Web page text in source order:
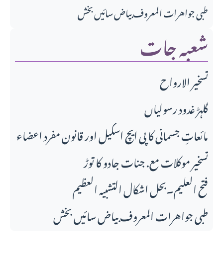
طبی جواهرات المعروف بیاض سائیں بخش
شعبہ جات
تسخير الارواح
گلہڑ غدود رسولیاں
مائعاتِ جسمانی کا پی ایچ اسکیل اور قانونِ مفرد اعضاء
تسخیر موکلات مع. جنات جادو کا توڑ
فتح العلیم۔بحل اشکال التشبیہ العظیم
طبی جواهرات المعروف بیاض سائیں بخش